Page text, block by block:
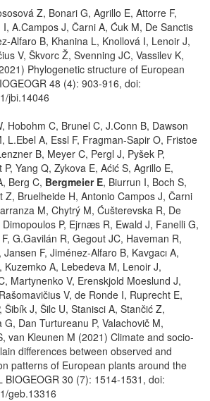
Z, Bonari G, Agrillo E, Attorre F,
I, A.Campos J, Čarni A, Ćuk M, De Sanctis
Alfaro B, Khanina L, Knollová I, Lenoir J,
V, Škvorc Ž, Svenning JC, Vassilev K,
Phylogenetic structure of European
48 (4): 903-916, doi:
jbi.14046
Hobohm C, Brunel C, J.Conn B, Dawson
L.Ebel A, Essl F, Fragman-Sapir O, Fristoe
B, Meyer C, Pergl J, Pyšek P,
Yang Q, Zykova E, Aćić S, Agrillo E,
Berg C, Bergmeier E, Biurrun I, Boch S,
Z, Bruelheide H, Antonio Campos J, Čarni
M, Chytrý M, Ćušterevska R, De
P, Ejrnæs R, Ewald J, Fanelli G,
G.Gavilán R, Gegout JC, Haveman R,
F, Jiménez-Alfaro B, Kavgacı A,
Kuzemko A, Lebedeva M, Lenoir J,
Martynenko V, Erenskjold Moeslund J,
V, de Ronde I, Ruprecht E,
Šibík J, Šilc U, Stanisci A, Stančić Z,
Dan Turtureanu P, Valachovič M,
van Kleunen M (2021) Climate and socio-
differences between observed and
patterns of European plants around the
BIOGEOGR 30 (7): 1514-1531, doi:
geb.13316